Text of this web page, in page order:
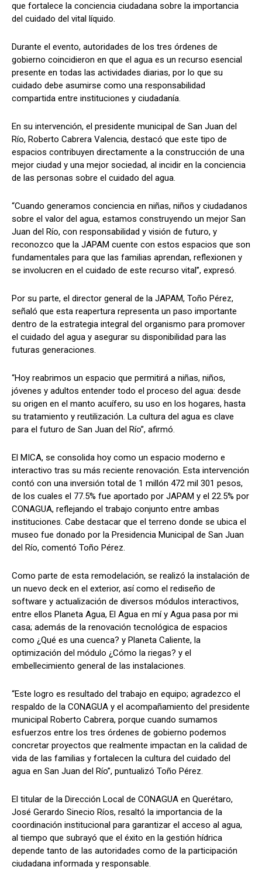
que fortalece la conciencia ciudadana sobre la importancia
del cuidado del vital líquido.
Durante el evento, autoridades de los tres órdenes de
gobierno coincidieron en que el agua es un recurso esencial
presente en todas las actividades diarias, por lo que su
cuidado debe asumirse como una responsabilidad
compartida entre instituciones y ciudadanía.
En su intervención, el presidente municipal de San Juan del
Río, Roberto Cabrera Valencia, destacó que este tipo de
espacios contribuyen directamente a la construcción de una
mejor ciudad y una mejor sociedad, al incidir en la conciencia
de las personas sobre el cuidado del agua.
“Cuando generamos conciencia en niñas, niños y ciudadanos
sobre el valor del agua, estamos construyendo un mejor San
Juan del Río, con responsabilidad y visión de futuro, y
reconozco que la JAPAM cuente con estos espacios que son
fundamentales para que las familias aprendan, reflexionen y
se involucren en el cuidado de este recurso vital”, expresó.
Por su parte, el director general de la JAPAM, Toño Pérez,
señaló que esta reapertura representa un paso importante
dentro de la estrategia integral del organismo para promover
el cuidado del agua y asegurar su disponibilidad para las
futuras generaciones.
“Hoy reabrimos un espacio que permitirá a niñas, niños,
jóvenes y adultos entender todo el proceso del agua: desde
su origen en el manto acuífero, su uso en los hogares, hasta
su tratamiento y reutilización. La cultura del agua es clave
para el futuro de San Juan del Río”, afirmó.
El MICA, se consolida hoy como un espacio moderno e
interactivo tras su más reciente renovación. Esta intervención
contó con una inversión total de 1 millón 472 mil 301 pesos,
de los cuales el 77.5% fue aportado por JAPAM y el 22.5% por
CONAGUA, reflejando el trabajo conjunto entre ambas
instituciones. Cabe destacar que el terreno donde se ubica el
museo fue donado por la Presidencia Municipal de San Juan
del Río, comentó Toño Pérez.
Como parte de esta remodelación, se realizó la instalación de
un nuevo deck en el exterior, así como el rediseño de
software y actualización de diversos módulos interactivos,
entre ellos Planeta Agua, El Agua en mí y Agua pasa por mi
casa; además de la renovación tecnológica de espacios
como ¿Qué es una cuenca? y Planeta Caliente, la
optimización del módulo ¿Cómo la riegas? y el
embellecimiento general de las instalaciones.
“Este logro es resultado del trabajo en equipo; agradezco el
respaldo de la CONAGUA y el acompañamiento del presidente
municipal Roberto Cabrera, porque cuando sumamos
esfuerzos entre los tres órdenes de gobierno podemos
concretar proyectos que realmente impactan en la calidad de
vida de las familias y fortalecen la cultura del cuidado del
agua en San Juan del Río”, puntualizó Toño Pérez.
El titular de la Dirección Local de CONAGUA en Querétaro,
José Gerardo Sinecio Ríos, resaltó la importancia de la
coordinación institucional para garantizar el acceso al agua,
al tiempo que subrayó que el éxito en la gestión hídrica
depende tanto de las autoridades como de la participación
ciudadana informada y responsable.